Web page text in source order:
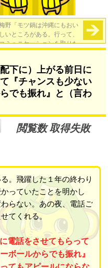
野「モツ鍋は沖縄にもおい
しいところがある。行って、
ミュニケーションを取りた
い」→
下に）上がる前日に
『チャンスも少ない
でも振れ』と（言わ
閲覧数 取得失敗
。飛躍した１年の終わり
っていたことを明かし
らない。あの夜、電話ご
てくれる。
電話をさせてもらって
ボールからでも振れ』